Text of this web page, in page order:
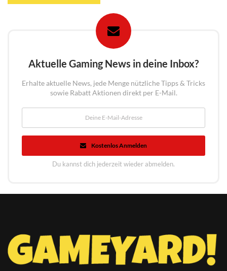
Aktuelle Gaming News in deine Inbox?
Erhalte aktuelle News, jede Menge nützliche Tipps & Tricks
sowie Rabatt Aktionen direkt per E-Mail.
Kostenlos Anmelden
Du kannst dich jederzeit wieder abmelden.